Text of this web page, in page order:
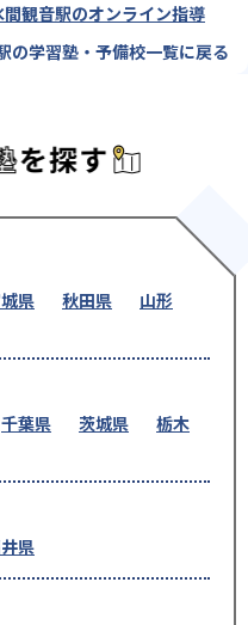
間観音駅のオンライン指導
の学習塾・予備校一覧に戻る
県 秋田県
山形
千葉県 茨城県
栃木
県